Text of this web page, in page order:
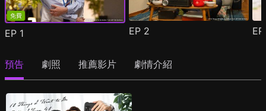
免費
EP 1 EP 2
預告 劇照 推薦影片 劇情介紹